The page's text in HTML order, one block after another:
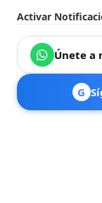
Activar
Únete a
G